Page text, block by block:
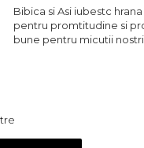
Bibica si Asi iubestc
pentru promtitudine si
bune pentru micutii